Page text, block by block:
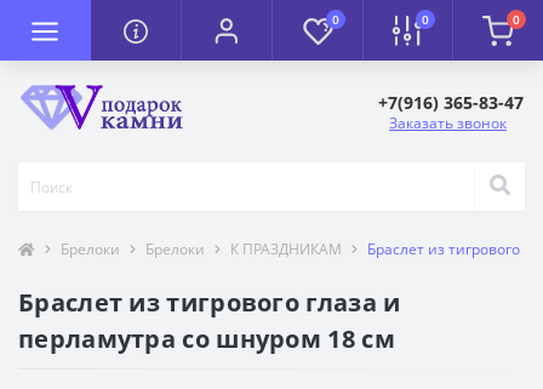
0 0 0
+7(916) 365-83-47
Заказать звонок
Брелоки Брелоки К ПРАЗДНИКАМ Браслет из тигрового
Браслет из тигрового глаза и
перламутра со шнуром 18 см